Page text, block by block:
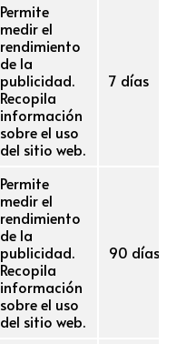
Permite
medir el
rendimiento
de la
publicidad.
Recopila
información
sobre el uso
del sitio web.
7 días
Permite
medir el
rendimiento
de la
publicidad.
Recopila
información
sobre el uso
del sitio web.
90 días